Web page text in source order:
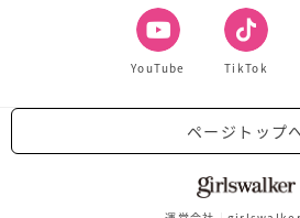
YouTube TikTok
ページトップ